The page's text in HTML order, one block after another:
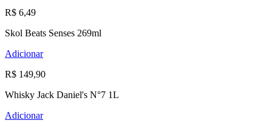
R$ 6,49
Skol Beats Senses 269ml
Adicionar
R$ 149,90
Whisky Jack Daniel's N°7 1L
Adicionar